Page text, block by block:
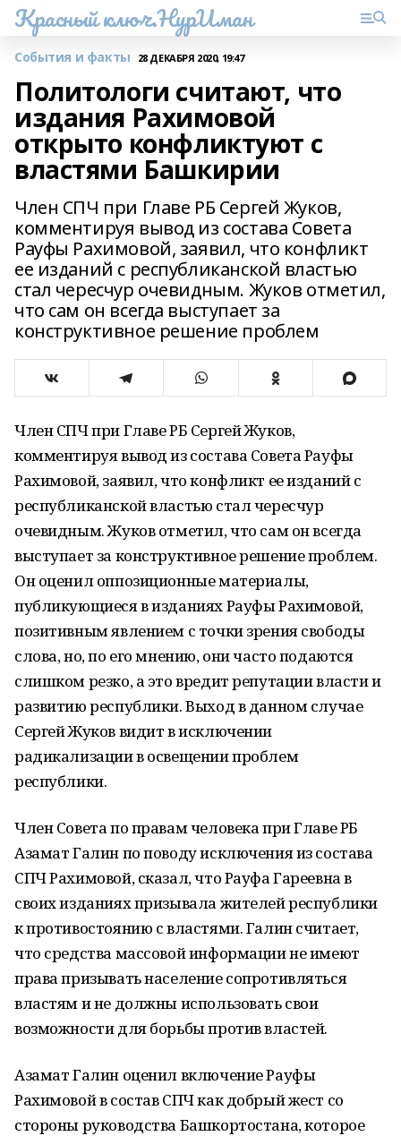
Красный ключ.НурИман
События и факты 28 ДЕКАБРЯ 2020, 19:47
Политологи считают, что
издания Рахимовой
открыто конфликтуют с
властями Башкирии
Член СПЧ при Главе РБ Сергей Жуков,
комментируя вывод из состава Совета
Рауфы Рахимовой, заявил, что конфликт
ее изданий с республиканской властью
стал чересчур очевидным. Жуков отметил,
что сам он всегда выступает за
конструктивное решение проблем
Член СПЧ при Главе РБ Сергей Жуков,
комментируя вывод из состава Совета Рауфы
Рахимовой, заявил, что конфликт ее изданий с
республиканской властью стал чересчур
очевидным. Жуков отметил, что сам он всегда
выступает за конструктивное решение проблем.
Он оценил оппозиционные материалы,
публикующиеся в изданиях Рауфы Рахимовой,
позитивным явлением с точки зрения свободы
слова, но, по его мнению, они часто подаются
слишком резко, а это вредит репутации власти и
развитию республики. Выход в данном случае
Сергей Жуков видит в исключении
радикализации в освещении проблем
республики.
Член Совета по правам человека при Главе РБ
Азамат Галин по поводу исключения из состава
СПЧ Рахимовой, сказал, что Рауфа Гареевна в
своих изданиях призывала жителей республики
к противостоянию с властями. Галин считает,
что средства массовой информации не имеют
права призывать население сопротивляться
властям и не должны использовать свои
возможности для борьбы против властей.
Азамат Галин оценил включение Рауфы
Рахимовой в состав СПЧ как добрый жест со
стороны руководства Башкортостана, которое